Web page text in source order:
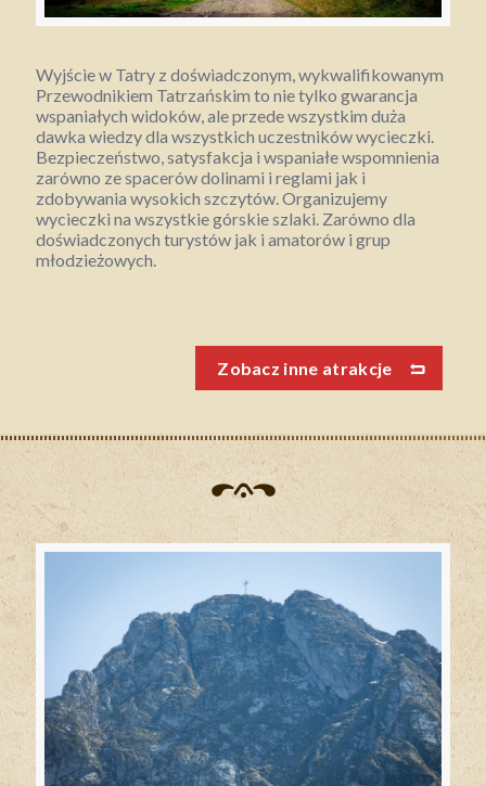
Wyjście w Tatry z doświadczonym, wykwalifikowanym
Przewodnikiem Tatrzańskim to nie tylko gwarancja
wspaniałych widoków, ale przede wszystkim duża
dawka wiedzy dla wszystkich uczestników wycieczki.
Bezpieczeństwo, satysfakcja i wspaniałe wspomnienia
zarówno ze spacerów dolinami i reglami jak i
zdobywania wysokich szczytów. Organizujemy
wycieczki na wszystkie górskie szlaki. Zarówno dla
doświadczonych turystów jak i amatorów i grup
młodzieżowych.
Zobacz inne atrakcje